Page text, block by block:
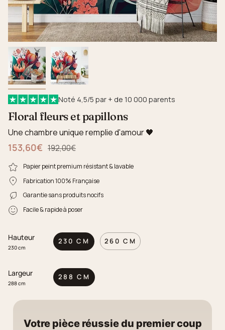
Noté 4,5/5 par + de 10 000 parents
Floral fleurs et papillons
Une chambre unique remplie d'amour 🖤
153,60€
Prix régulier 192,00€
Papier peint premium résistant & lavable
Fabrication 100% Française
Garantie sans produits nocifs
Facile & rapide à poser
Hauteur
230 cm
230 CM 260 CM
Largeur
288 cm
288 CM
Votre pièce réussie du premier coup